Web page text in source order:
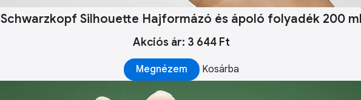
Schwarzkopf Silhouette Hajformázó és ápoló folyadék 200
Akciós ár: 3 644 Ft
Megnézem Kosárba